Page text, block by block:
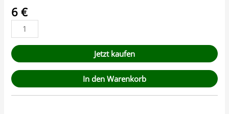
6€
Jetzt kaufen
In den Warenkorb